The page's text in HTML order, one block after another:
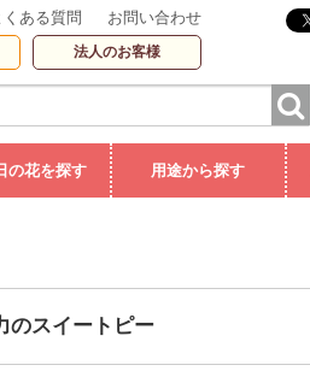
くある質問 お問い合わせ
法人のお客様
の花を探す 用途から探す
のスイートピー